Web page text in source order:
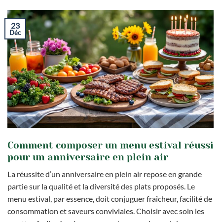
23
Déc
Comment composer un menu estival réussi
pour un anniversaire en plein air
La réussite d’un anniversaire en plein air repose en grande
partie sur la qualité et la diversité des plats proposés. Le
menu estival, par essence, doit conjuguer fraîcheur, facilité de
consommation et saveurs conviviales. Choisir avec soin les